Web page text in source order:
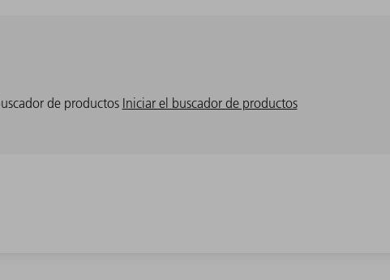
de productos Iniciar el buscador de productos